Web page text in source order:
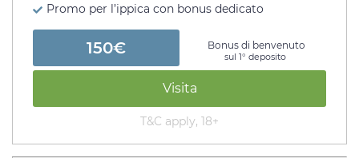
Promo per l’ippica con bonus dedicato
150€ Bonus di benvenuto
sul 1° deposito
Visita
T&C apply, 18+